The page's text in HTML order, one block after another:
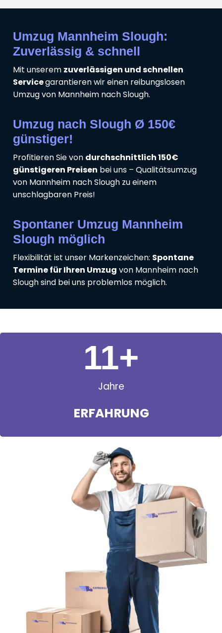
Umzug Mannheim Slough:
Zuverlässig & schnell
Mit unserem zuverlässigen und schnellen
Servicegarantieren wir einen reibungslosen
Umzug von Mannheim nach Slough.
Umzug nach Slough Ø 150€
günstiger!
Profitieren Sie von durchschnittlich 150€
günstigeren Preisen bei uns – Qualitätsumzug
von Mannheim nach Slough zu einem
unschlagbaren Preis!
Spontaner Umzug Mannheim
Slough möglich
Flexibilität ist unser Markenzeichen: Spontane
Termine für Ihren Umzug von Mannheim nach
Slough sind bei uns problemlos möglich.
Jahre
ERFAHRUNG
11+